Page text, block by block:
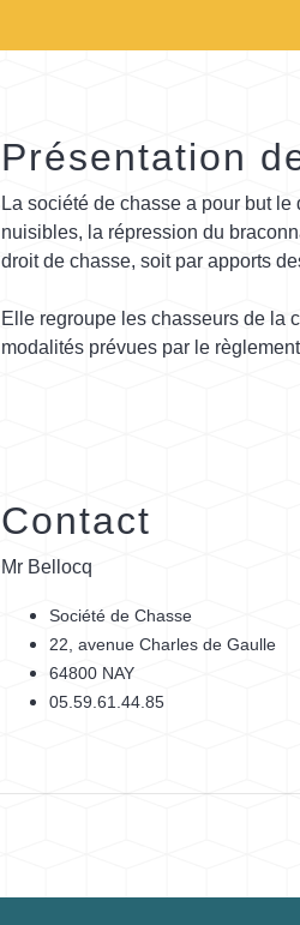
Présentation
La société de chasse a pour but
nuisibles, la répression du
droit de chasse, soit par apports
Elle regroupe les chasseurs de la
modalités prévues par le
Contact
Mr Bellocq
Société de Chasse
22, avenue Charles de Gaulle
64800 NAY
05.59.61.44.85